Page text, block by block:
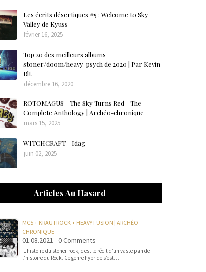
Les écrits désertiques #5 : Welcome to Sky
Valley de Kyuss
février 16, 2025
Top 20 des meilleurs albums
stoner/doom/heavy-psych de 2020 | Par Kevin
Rlt
décembre 16, 2020
ROTOMAGUS - The Sky Turns Red - The
Complete Anthology | Archéo-chronique
mars 15, 2025
WITCHCRAFT - Idag
juin 02, 2025
Articles Au Hasard
MC5 + KRAUTROCK + HEAVY FUSION | ARCHÉO-
CHRONIQUE
01.08.2021 - 0 Comments
L’histoire du stoner-rock, c’est le récit d’un vaste pan de
l’histoire du Rock. Ce genre hybride s’est…